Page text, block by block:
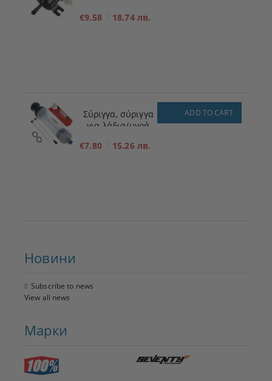
καυσίμου για
€9.58 18.74 лв.
Σύριγγα, σύριγγα
για λάδια/υγρά
€7.80 15.26 лв.
ADD TO CART
Новини
Subscribe to news
View all news
Марки